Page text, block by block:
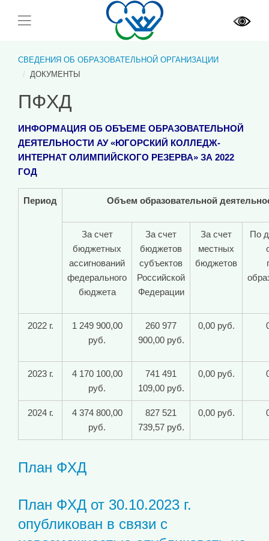
СВЕДЕНИЯ ОБ ОБРАЗОВАТЕЛЬНОЙ ОРГАНИЗАЦИИ
ДОКУМЕНТЫ
ПФХД
ИНФОРМАЦИЯ ОБ ОБЪЕМЕ ОБРАЗОВАТЕЛЬНОЙ
ДЕЯТЕЛЬНОСТИ АУ «ЮГОРСКИЙ КОЛЛЕДЖ-
ИНТЕРНАТ ОЛИМПИЙСКОГО РЕЗЕРВА» ЗА 2022
ГОД
Период Объем образовательной
За счет
бюджетных
ассигнований
федерального
бюджета
За счет
бюджетов
субъектов
Российской
Федерации
За счет
местных
бюджетов
По
2022 г.
1 249 900,00
руб.
260 977
900,00 руб.
0,00 руб.
2023 г.
4 170 100,00
руб.
741 491
109,00 руб.
0,00 руб.
2024 г.
4 374 800,00
руб.
827 521
739,57 руб.
0,00 руб.
План ФХД
План ФХД от 30.10.2023 г.
опубликован в связи с